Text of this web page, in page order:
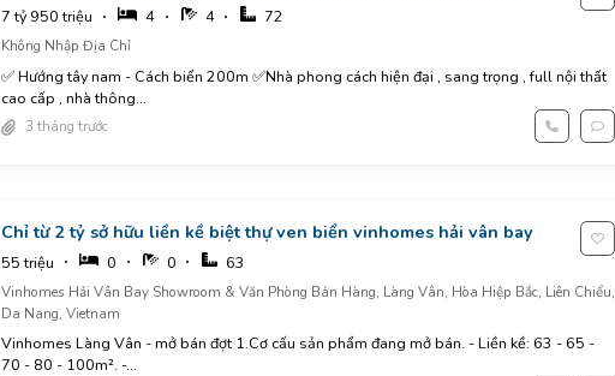
7 tỷ 950 triệu 4 4 72
Không Nhập Địa Chỉ
✅️ Hướng tây nam - Cách biển 200m ✅️Nhà phong cách hiện đại , sang trọng , full nội thất
cao cấp , nhà thông...
3 tháng trước
Chỉ từ 2 tỷ sở hữu liền kề biệt thự ven biển vinhomes hải vân bay
55 triệu 0 0 63
Vinhomes Hải Vân Bay Showroom & Văn Phòng Bán Hàng, Làng Vân, Hòa Hiệp Bắc, Liên Chiểu,
Da Nang, Vietnam
Vinhomes Làng Vân - mở bán đợt 1.Cơ cấu sản phẩm đang mở bán. - Liền kề: 63 - 65 -
70 - 80 - 100m². -...